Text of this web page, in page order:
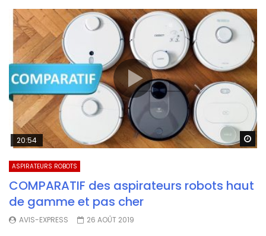
20:54
ASPIRATEURS ROBOTS
COMPARATIF des aspirateurs robots haut
de gamme et pas cher
AVIS-EXPRESS 26 AOÛT 2019